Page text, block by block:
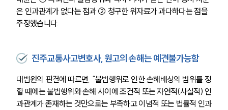
은 인과관계가 없다는 점과 ② 청구한 위자료가 과다하다는 점을
주장했습니다.
진주교통사고변호사, 원고의 손해는 예견불가능함
대법원의 판결에 따르면, “불법행위로 인한 손해배상의 범위를 정
할 때에는 불법행위와 손해 사이에 조건적 또는 자연적(사실적) 인
과관계가 존재하는 것만으로는 부족하고 이념적 또는 법률적 인과